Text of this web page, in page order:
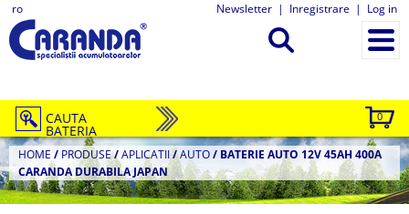
ro Newsletter | Inregistrare | Log in
0
CAUTA
BATERIA
HOME / PRODUSE/APLICATII/AUTO/ BATERIE AUTO 12V 45AH 400A
CARANDA DURABILA JAPAN